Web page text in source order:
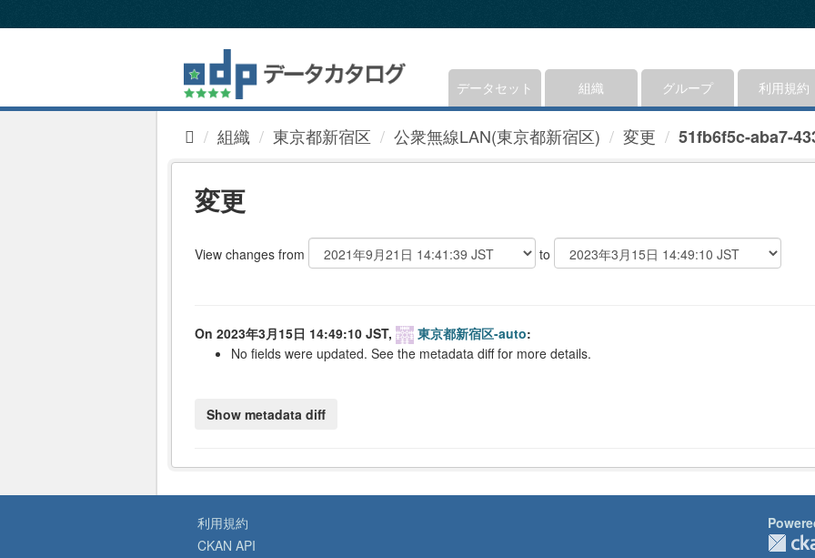
キ
データセット 組織 グループ 利用規約
組織 東京都新宿区 公衆無線LAN(東京都新宿区) 変更 51fb6f5c-aba7-
変更
View changes from to
On 2023年3月15日 14:49:10 JST, 東京都新宿区-auto:
No fields were updated. See the metadata diff for more details.
利用規約
CKAN API